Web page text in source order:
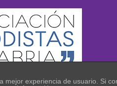
mejor experiencia de usuario. Si